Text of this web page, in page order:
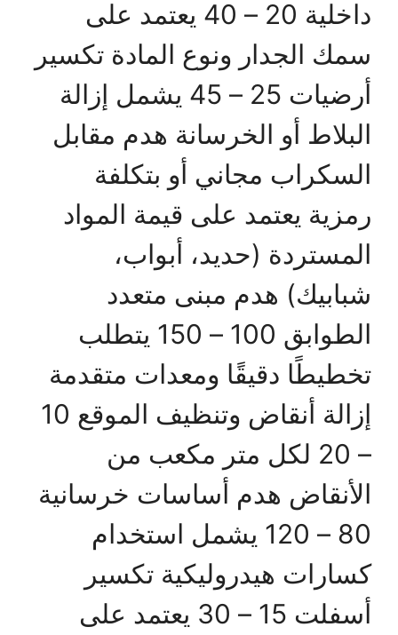
داخلية 20 – 40 يعتمد على
سمك الجدار ونوع المادة تكسير
أرضيات 25 – 45 يشمل إزالة
البلاط أو الخرسانة هدم مقابل
السكراب مجاني أو بتكلفة
رمزية يعتمد على قيمة المواد
المستردة (حديد، أبواب،
شبابيك) هدم مبنى متعدد
الطوابق 100 – 150 يتطلب
تخطيطًا دقيقًا ومعدات متقدمة
إزالة أنقاض وتنظيف الموقع 10
– 20 لكل متر مكعب من
الأنقاض هدم أساسات خرسانية
80 – 120 يشمل استخدام
كسارات هيدروليكية تكسير
أسفلت 15 – 30 يعتمد على